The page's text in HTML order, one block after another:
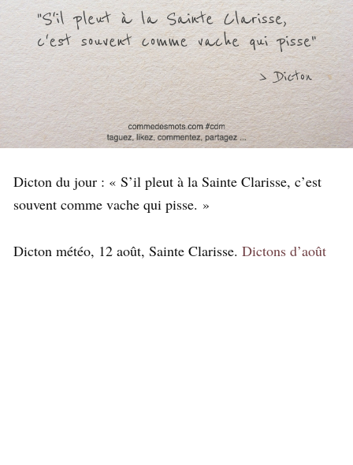
Dicton du jour : « S’il pleut à la Sainte Clarisse, c’est
souvent comme vache qui pisse. »
Dicton météo, 12 août, Sainte Clarisse. Dictons d’août